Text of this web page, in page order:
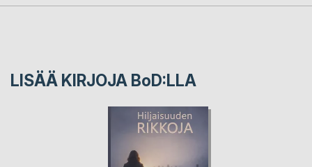
LISÄÄ KIRJOJA BoD:LLA